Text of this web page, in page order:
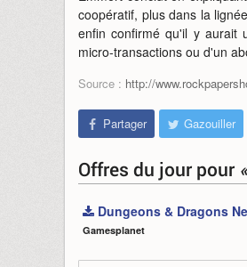
coopératif, plus dans la
enfin confirmé qu'il y aurait
micro-transactions ou d'un
Source : http://
Partager Gazouiller
Offres du jour pour
Dungeons & Dragons
Gamesplanet